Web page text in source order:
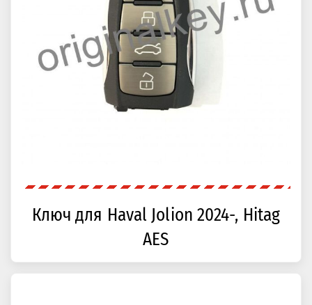
Ключ для Haval Jolion 2024-, Hitag
AES